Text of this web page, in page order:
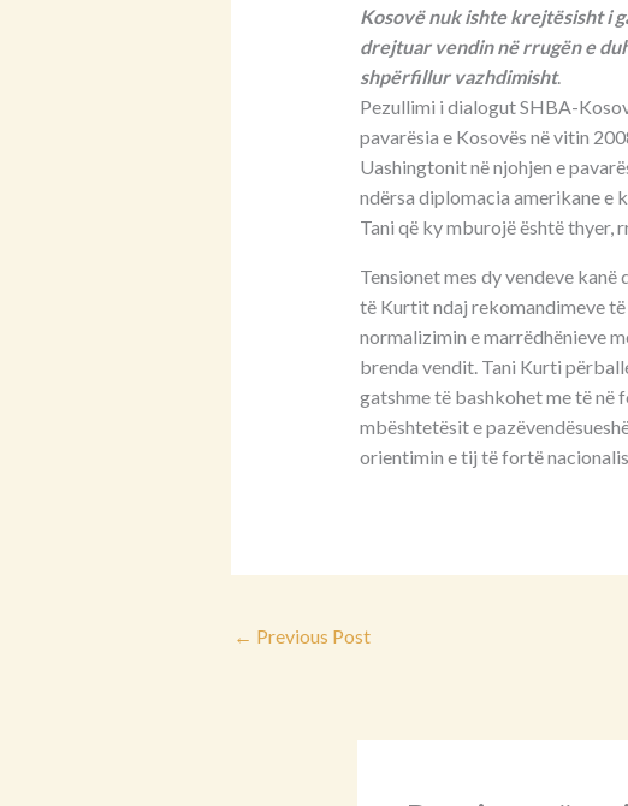
Kosovë nuk ishte krejtësisht i
drejtuar vendin në rrugën e
shpërfillur vazhdimisht.
Pezullimi i dialogut SHBA-
pavarësia e Kosovës në vitin
Uashingtonit në njohjen e
ndërsa diplomacia amerikane e
Tani që ky mburojë është thyer,
Tensionet mes dy vendeve
të Kurtit ndaj rekomandimeve
normalizimin e marrëdhënieve
brenda vendit. Tani Kurti
gatshme të bashkohet me të
mbështetësit e
orientimin e tij të fortë
← Previous Post